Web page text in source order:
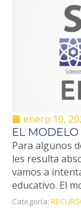
enero 10,
EL MODELO
Para algunos
les resulta
vamos a
educativo. El
Categoría: